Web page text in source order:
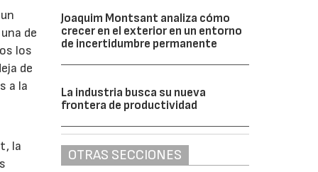
de
los
de
a la
la
Joaquim Montsant analiza cómo
crecer en el exterior en un entorno
de incertidumbre permanente
La industria busca su nueva
frontera de productividad
OTRAS SECCIONES